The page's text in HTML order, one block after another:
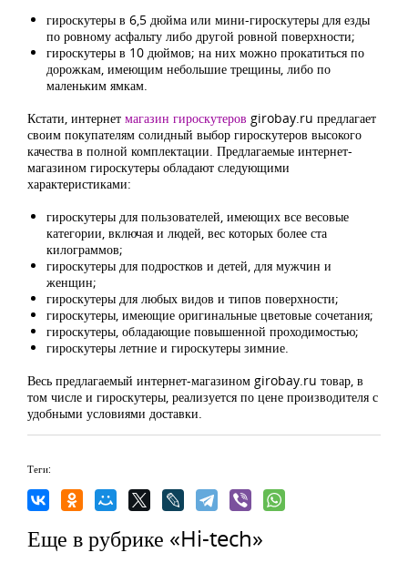
гироскутеры в 6,5 дюйма или мини-гироскутеры для езды
по ровному асфальту либо другой ровной поверхности;
гироскутеры в 10 дюймов; на них можно прокатиться по
дорожкам, имеющим небольшие трещины, либо по
маленьким ямкам.
Кстати, интернет магазин гироскутеров girobay.ru предлагает
своим покупателям солидный выбор гироскутеров высокого
качества в полной комплектации. Предлагаемые интернет-
магазином гироскутеры обладают следующими
характеристиками:
гироскутеры для пользователей, имеющих все весовые
категории, включая и людей, вес которых более ста
килограммов;
гироскутеры для подростков и детей, для мужчин и
женщин;
гироскутеры для любых видов и типов поверхности;
гироскутеры, имеющие оригинальные цветовые сочетания;
гироскутеры, обладающие повышенной проходимостью;
гироскутеры летние и гироскутеры зимние.
Весь предлагаемый интернет-магазином girobay.ru товар, в
том числе и гироскутеры, реализуется по цене производителя с
удобными условиями доставки.
Теги:
Еще в рубрике «Hi-tech»